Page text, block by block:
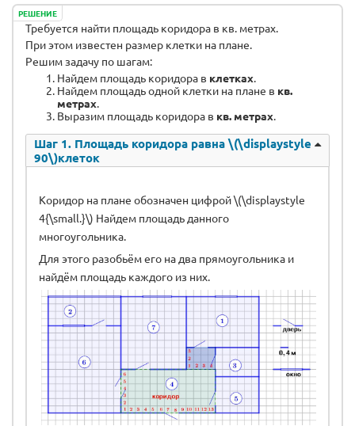
РЕШЕНИЕ
Требуется найти площадь коридора в кв. метрах.
При этом известен размер клетки на плане.
Решим задачу по шагам:
Найдем площадь коридора в клетках.
Найдем площадь одной клетки на плане в кв.
метрах.
Выразим площадь коридора в кв. метрах.
Шаг 1. Площадь коридора равна \(\displaystyle
90\)клеток
Коридор на плане обозначен цифрой \(\displaystyle
4{\small.}\) Найдем площадь данного
многоугольника.
Для этого разобьём его на два прямоугольника и
найдём площадь каждого из них.